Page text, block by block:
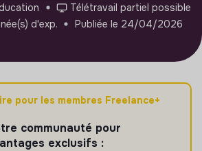
Télétravail partiel possible
d'exp.
Publiée le 24/04/2026
pour les membres Freelance+
communauté pour
exclusifs :